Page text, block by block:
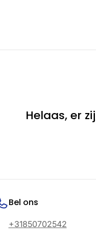
Helaas, er
Bel ons
+31850702542